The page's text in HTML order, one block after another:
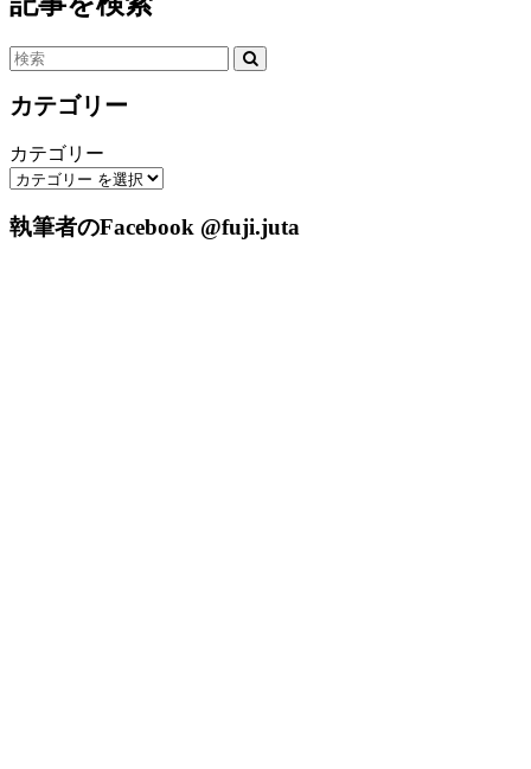
カテゴリー
カテゴリー
執筆者のFacebook @fuji.juta